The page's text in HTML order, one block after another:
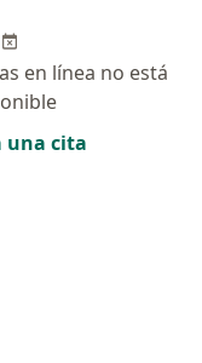
en línea no está
una cita